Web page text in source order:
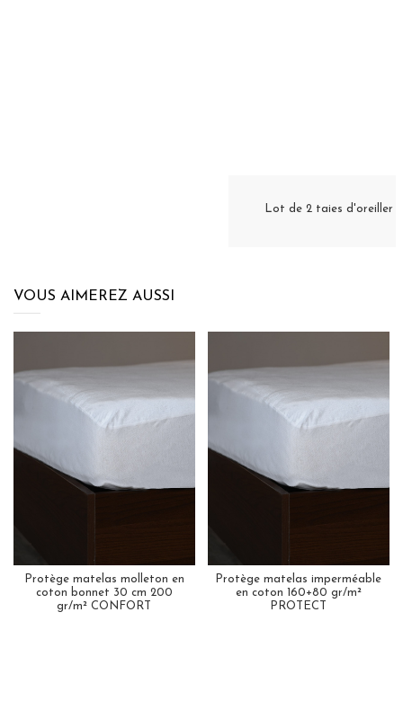
Lot de 2 taies d'oreiller
VOUS AIMEREZ AUSSI
Protège matelas molleton en
coton bonnet 30 cm 200
gr/m² CONFORT
Protège matelas imperméable
en coton 160+80 gr/m²
PROTECT